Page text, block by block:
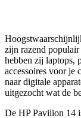
zijn razend
hebben zij laptops,
accessoires voor je
naar digitale
uitgezocht wat de
De HP Pavilion 14